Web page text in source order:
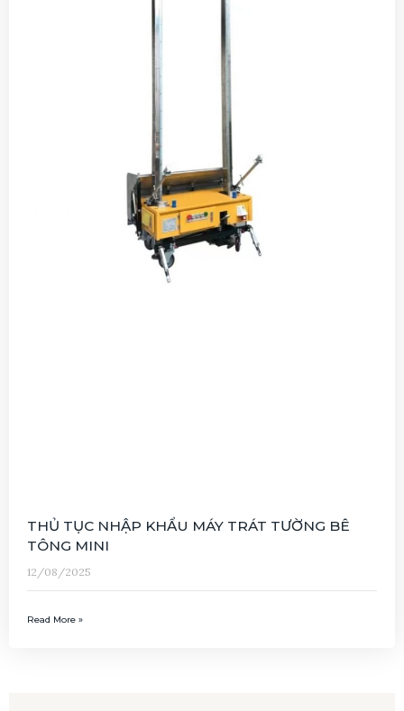
THỦ TỤC NHẬP KHẨU MÁY TRÁT TƯỜNG BÊ
TÔNG MINI
12/08/2025
Read More »